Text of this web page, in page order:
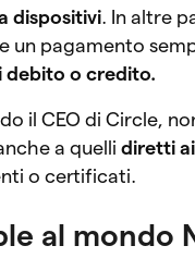
dispositivi . In altre
pagamento
debito o credito.
il CEO di Circle,
a quelli diretti
o certificati.
al mondo